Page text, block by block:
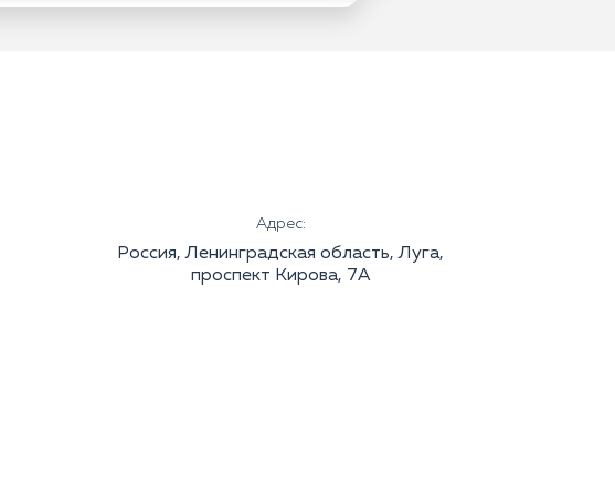
Адрес:
Россия, Ленинградская область, Луга,
проспект Кирова, 7А